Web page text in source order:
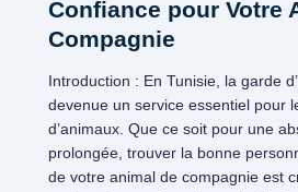
Confiance pour Votre
Compagnie
Introduction : En Tunisie, la garde
devenue un service essentiel pour
d’animaux. Que ce soit pour une
prolongée, trouver la bonne
de votre animal de compagnie est